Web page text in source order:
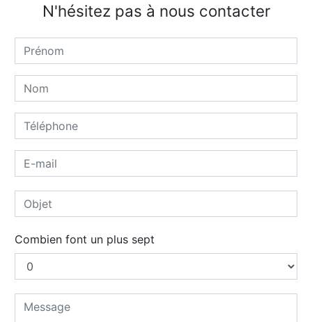
N'hésitez pas à nous contacter
Combien font un plus sept